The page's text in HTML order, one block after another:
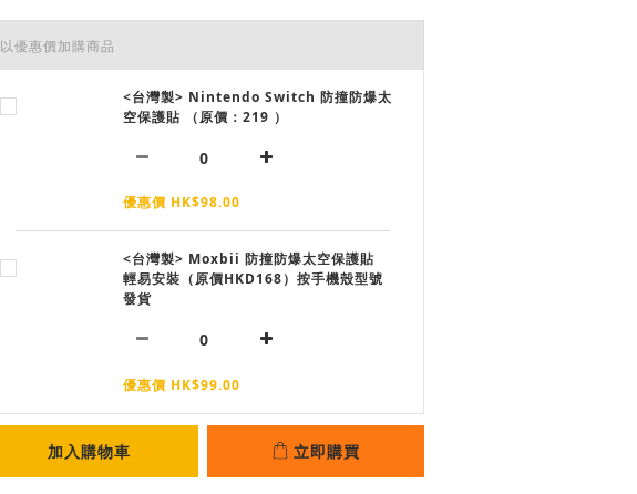
以優惠價加購商品
<台灣製> Nintendo Switch 防撞防爆太
空保護貼 （原價：219 ）
優惠價 HK$98.00
<台灣製> Moxbii 防撞防爆太空保護貼
輕易安裝（原價HKD168）按手機殼型號
發貨
優惠價 HK$99.00
加入購物車 立即購買